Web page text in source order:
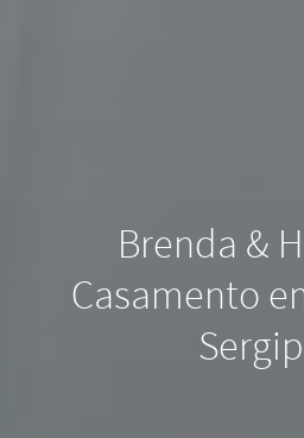
Brenda &
Casamento